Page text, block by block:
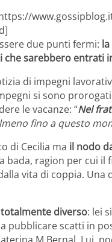
due punti fermi:
che sarebbero entrati
di impegni
si sono
le vacanze: “Nel
fino a questo
di Cecilia ma il nodo
bada, ragion per cui il
vita di coppia.
diverso: lei
pubblicare scatti in